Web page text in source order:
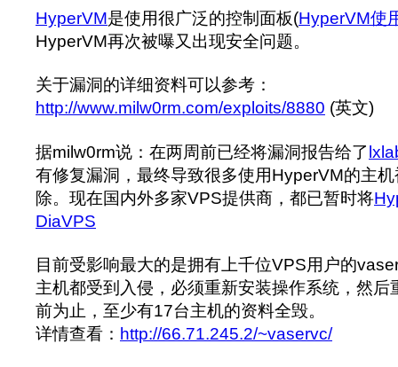
HyperVM是使用很广泛的控制面板(HyperVM使
HyperVM再次被曝又出现安全问题。
关于漏洞的详细资料可以参考：
http://www.milw0rm.com/exploits/8880 (英文)
据milw0rm说：在两周前已经将漏洞报告给了
有修复漏洞，最终导致很多使用HyperVM的主
除。现在国内外多家VPS提供商，都已暂时将
DiaVPS
目前受影响最大的是拥有上千位VPS用户的
主机都受到入侵，必须重新安装操作系统，然后
前为止，至少有17台主机的资料全毁。
详情查看： http://66.71.245.2/~vaservc/